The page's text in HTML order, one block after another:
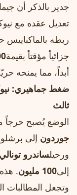
تعديل عقده مع
جزائياً مؤقتاً بقيمة100
أبداً، مما يمنحه
ضغط جماهيري:
ثالث
الوضع يُصبح حرجاً
جوردون إلى
ورحيلساندرو تونالي
إلى100 مليون
.
وتجعل المطالبات